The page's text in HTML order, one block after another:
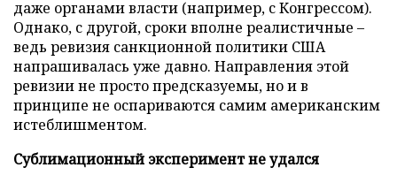
даже органами власти (например, с Конгрессом).
Однако, с другой, сроки вполне реалистичные –
ведь ревизия санкционной политики США
напрашивалась уже давно. Направления этой
ревизии не просто предсказуемы, но и в
принципе не оспариваются самим американским
истеблишментом.
Сублимационный эксперимент не удался